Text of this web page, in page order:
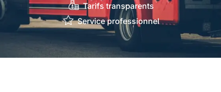
Tarifs transparents
Service professionnel